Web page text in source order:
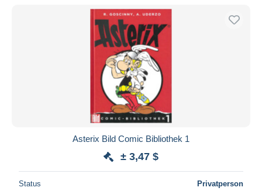
Asterix Bild Comic Bibliothek 1
± 3,47 $
Status Privatperson